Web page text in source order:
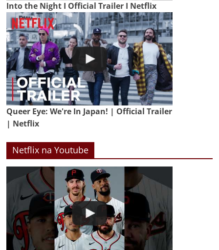
Into the Night I Official Trailer I Netflix
Queer Eye: We're In Japan! | Official Trailer
| Netflix
Netflix na Youtube